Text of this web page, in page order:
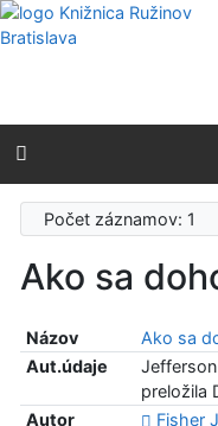
Prejsť na obsah
Prejsť na menu
Prehlásenie o
Počet záznamov: 1
Ako sa
Názov Ako sa
Aut.údaje
preložila
Autor
Fisher